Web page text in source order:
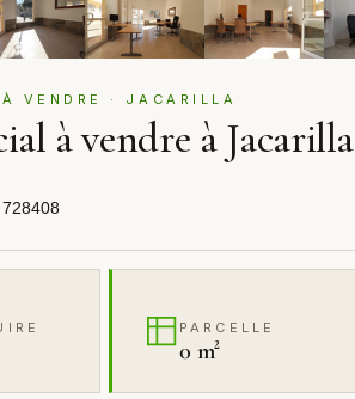
VENDRE · JACARILLA
à vendre à Jacarilla
PARCELLE
0 m²